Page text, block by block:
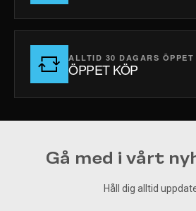
ALLTID 30 DAGARS ÖPPET
ÖPPET KÖP
Gå med i vårt
Håll dig alltid